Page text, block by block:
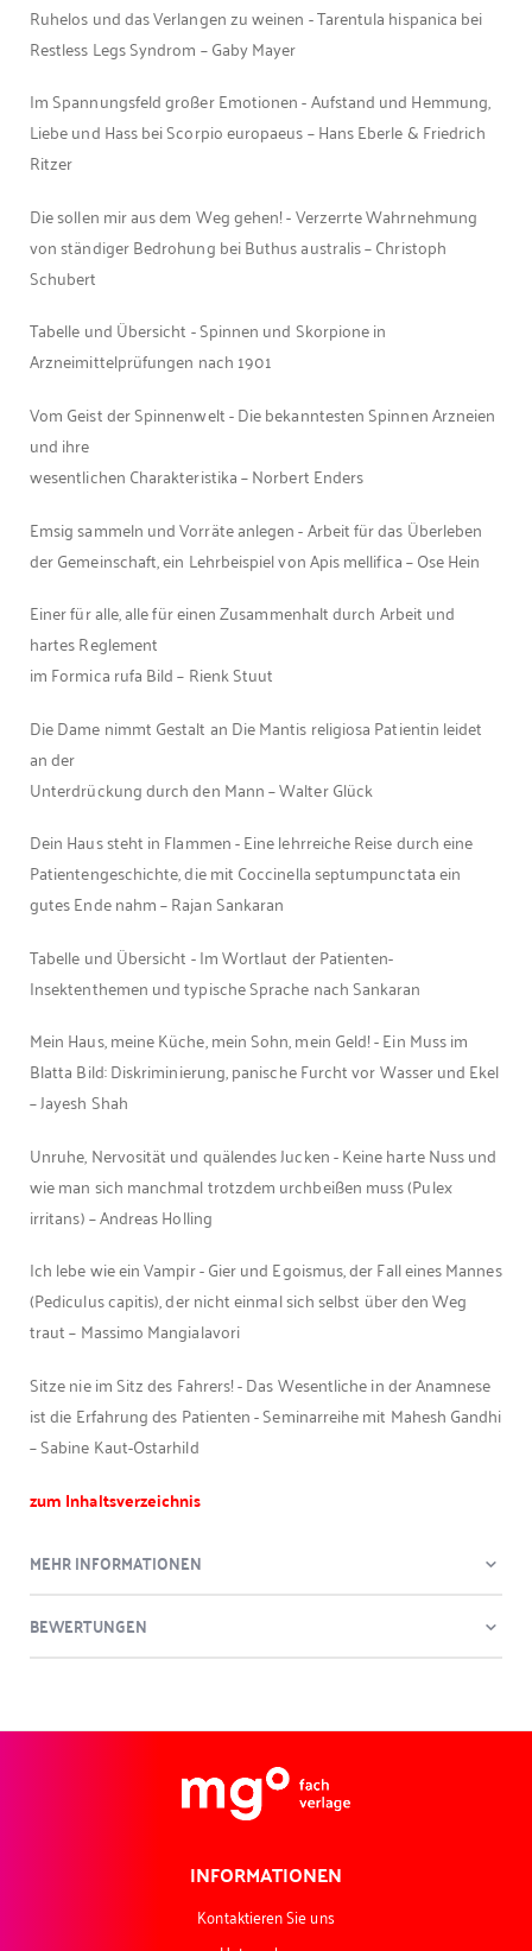
Ruhelos und das Verlangen zu weinen - Tarentula hispanica bei
Restless Legs Syndrom – Gaby Mayer
Im Spannungsfeld großer Emotionen - Aufstand und Hemmung,
Liebe und Hass bei Scorpio europaeus – Hans Eberle & Friedrich
Ritzer
Die sollen mir aus dem Weg gehen! - Verzerrte Wahrnehmung
von ständiger Bedrohung bei Buthus australis – Christoph
Schubert
Tabelle und Übersicht - Spinnen und Skorpione in
Arzneimittelprüfungen nach 1901
Vom Geist der Spinnenwelt - Die bekanntesten Spinnen Arzneien
und ihre
wesentlichen Charakteristika – Norbert Enders
Emsig sammeln und Vorräte anlegen - Arbeit für das Überleben
der Gemeinschaft, ein Lehrbeispiel von Apis mellifica – Ose Hein
Einer für alle, alle für einen Zusammenhalt durch Arbeit und
hartes Reglement
im Formica rufa Bild – Rienk Stuut
Die Dame nimmt Gestalt an Die Mantis religiosa Patientin leidet
an der
Unterdrückung durch den Mann – Walter Glück
Dein Haus steht in Flammen - Eine lehrreiche Reise durch eine
Patientengeschichte, die mit Coccinella septumpunctata ein
gutes Ende nahm – Rajan Sankaran
Tabelle und Übersicht - Im Wortlaut der Patienten-
Insektenthemen und typische Sprache nach Sankaran
Mein Haus, meine Küche, mein Sohn, mein Geld! - Ein Muss im
Blatta Bild: Diskriminierung, panische Furcht vor Wasser und Ekel
– Jayesh Shah
Unruhe, Nervosität und quälendes Jucken - Keine harte Nuss und
wie man sich manchmal trotzdem urchbeißen muss (Pulex
irritans) – Andreas Holling
Ich lebe wie ein Vampir - Gier und Egoismus, der Fall eines Mannes
(Pediculus capitis), der nicht einmal sich selbst über den Weg
traut – Massimo Mangialavori
Sitze nie im Sitz des Fahrers! - Das Wesentliche in der Anamnese
ist die Erfahrung des Patienten - Seminarreihe mit Mahesh Gandhi
– Sabine Kaut-Ostarhild
zum Inhaltsverzeichnis
MEHR INFORMATIONEN
BEWERTUNGEN
INFORMATIONEN
Kontaktieren Sie uns